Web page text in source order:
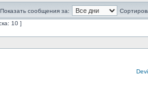
Показать сообщения за:
10 ]